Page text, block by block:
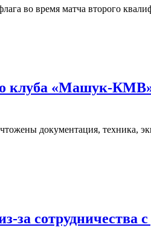
во время матча второго
клуба «Машук-
документация, техника,
за сотрудничества